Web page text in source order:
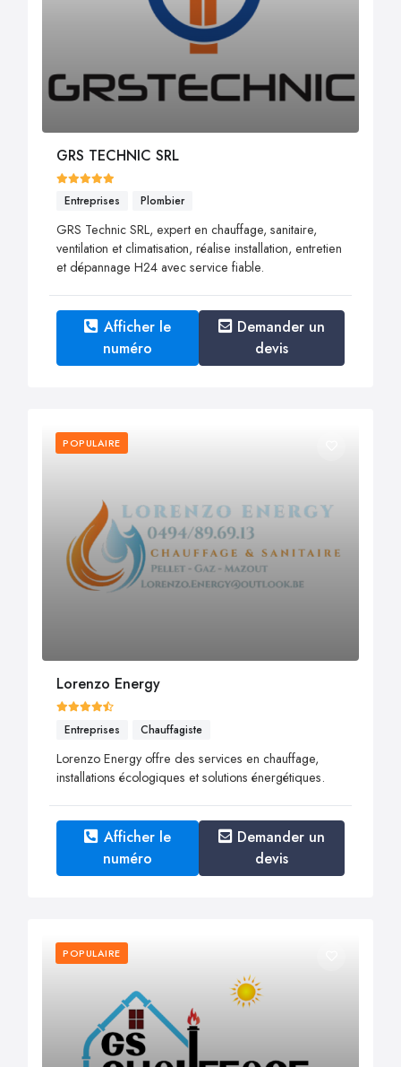
GRS TECHNIC SRL
Entreprises Plombier
GRS Technic SRL, expert en chauffage, sanitaire,
ventilation et climatisation, réalise installation, entretien
et dépannage H24 avec service fiable.
Afficher le
numéro
Demander un
devis
POPULAIRE
Lorenzo Energy
Entreprises Chauffagiste
Lorenzo Energy offre des services en chauffage,
installations écologiques et solutions énergétiques.
Afficher le
numéro
Demander un
devis
POPULAIRE